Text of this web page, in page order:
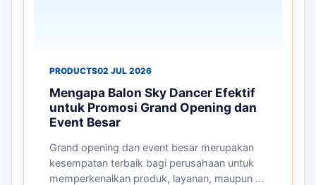
PRODUCTS02 JUL 2026
Mengapa Balon Sky Dancer Efektif
untuk Promosi Grand Opening dan
Event Besar
Grand opening dan event besar merupakan
kesempatan terbaik bagi perusahaan untuk
memperkenalkan produk, layanan, maupun ...